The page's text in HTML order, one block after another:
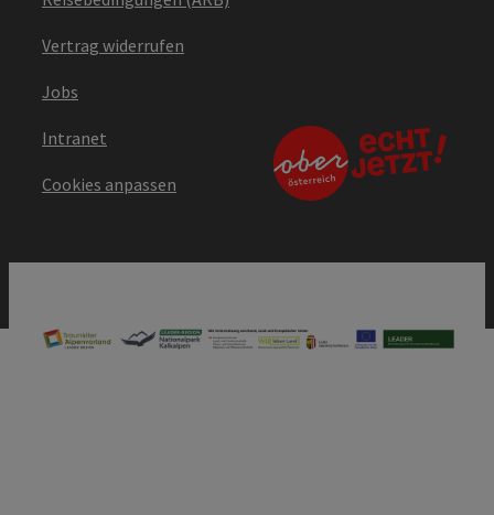
Vertrag widerrufen
Jobs
Intranet
Cookies anpassen